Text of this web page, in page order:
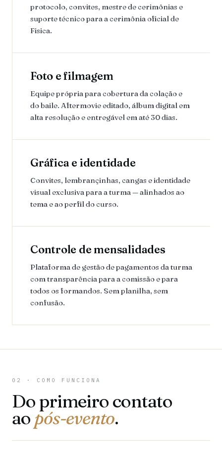
protocolo, convites, mestre de cerimônias e
suporte técnico para a cerimônia oficial de
Fisica.
Foto e filmagem
Equipe própria para cobertura da colação e
do baile. Aftermovie editado, álbum digital em
alta resolução e entregável em até 30 dias.
Gráfica e identidade
Convites, lembrançinhas, cangas e identidade
visual exclusiva para a turma — alinhados ao
tema e ao perfil do curso.
Controle de mensalidades
Plataforma de gestão de pagamentos da turma
com transparência para a comissão e para
todos os formandos. Sem planilha, sem
confusão.
02 · COMO FUNCIONA
Do primeiro contato
ao pós-evento.